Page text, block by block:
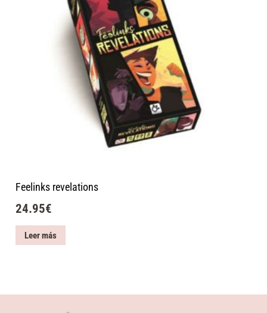
Feelinks revelations
24.95€
Leer más